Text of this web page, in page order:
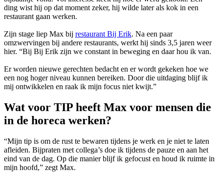
ding wist hij op dat moment zeker, hij wilde later als kok in een
restaurant gaan werken.
Zijn stage liep Max bij restaurant Bij Erik. Na een paar
omzwervingen bij andere restaurants, werkt hij sinds 3,5 jaren weer
hier. “Bij Bij Erik zijn we constant in beweging en daar hou ik van.
Er worden nieuwe gerechten bedacht en er wordt gekeken hoe we
een nog hoger niveau kunnen bereiken. Door die uitdaging blijf ik
mij ontwikkelen en raak ik mijn focus niet kwijt.”
Wat voor TIP heeft Max voor mensen die
in de horeca werken?
“Mijn tip is om de rust te bewaren tijdens je werk en je niet te laten
afleiden. Bijpraten met collega’s doe ik tijdens de pauze en aan het
eind van de dag. Op die manier blijf ik gefocust en houd ik ruimte in
mijn hoofd,” zegt Max.